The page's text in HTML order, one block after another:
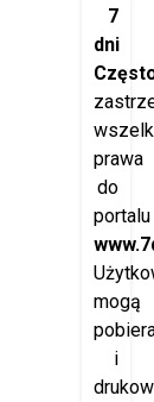
7
dni
prawa
do
portalu
mogą
i